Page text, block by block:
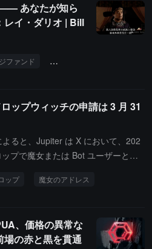
布されたトークンを売却したい場
直接購入します。この措置は JUP
が JUP トークンの未来に対する
、そのアンロックプロセスを加速
了後約一週間でエアドロップクエリ
配布し、既存のチーム分配および
ラムを継続することです；選択肢
ドマルチシグウォレットに返還し、
Mercurial 保有者による売却圧力を
あなたが知ら
レイ・ダリオ | Bill
ファンド PUA
ップウィッチの申請は 3 月 31
ると、Jupiter は X において、202
プで魔女または Bot ユーザーとし
5 月末までに有効な申立てを審査
ップ 魔女のアドレス
、価格の異常な
場の赤と黒を貫通